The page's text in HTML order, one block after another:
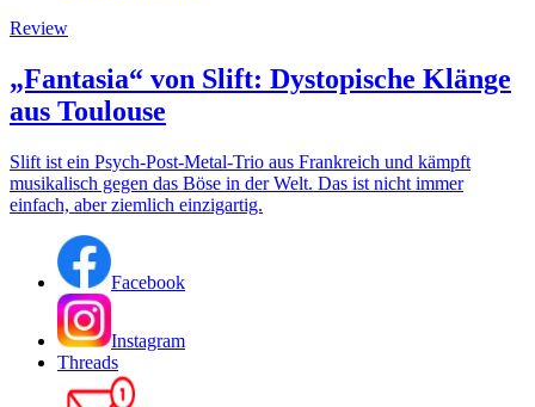
Review
„Fantasia“ von Slift: Dystopische Klänge
aus Toulouse
Slift ist ein Psych-Post-Metal-Trio aus Frankreich und kämpft
musikalisch gegen das Böse in der Welt. Das ist nicht immer
einfach, aber ziemlich einzigartig.
Facebook
Instagram
Threads